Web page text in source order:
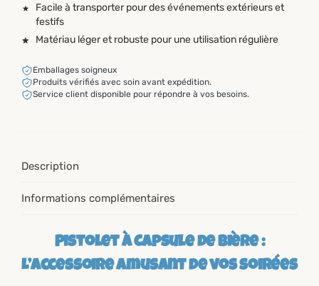
Facile à transporter pour des événements extérieurs et
festifs
Matériau léger et robuste pour une utilisation régulière
Emballages soigneux
Produits vérifiés avec soin avant expédition.
Service client disponible pour répondre à vos besoins.
Description
Informations complémentaires
Pistolet à Capsule de Bière :
L’accessoire amusant de vos soirées